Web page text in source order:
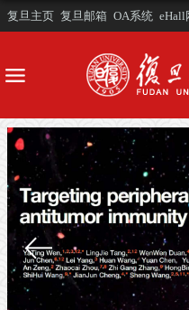
复旦主页 复旦邮箱 OA系统 eHall